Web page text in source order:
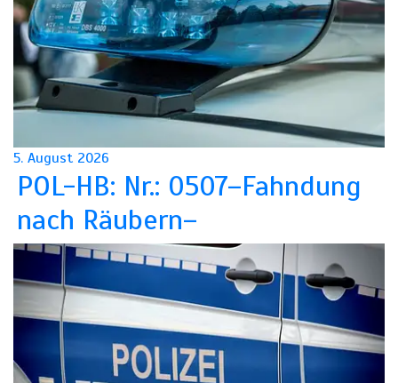
5. August 2026
POL-HB: Nr.: 0507–Fahndung
nach Räubern–